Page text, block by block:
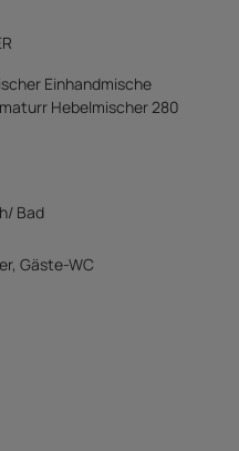
Einhandmische
Hebelmischer 280
Bad
Gäste-WC